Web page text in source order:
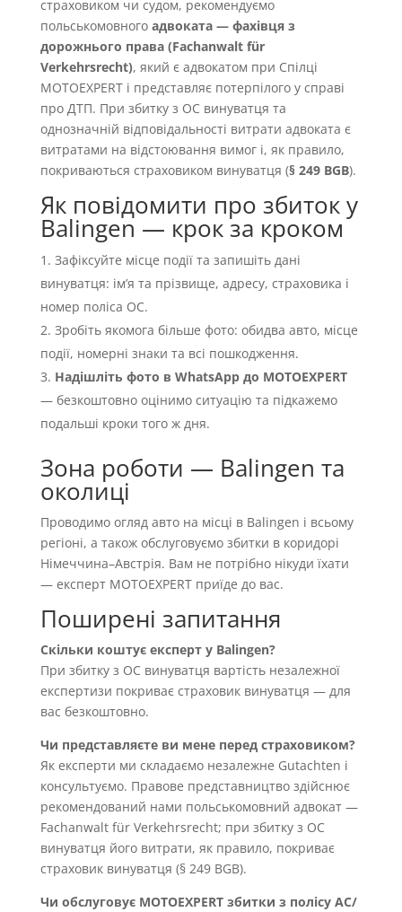
страховиком чи судом, рекомендуємо
польськомовного адвоката — фахівця з
дорожнього права (Fachanwalt für
Verkehrsrecht), який є адвокатом при Спілці
MOTOEXPERT і представляє потерпілого у справі
про ДТП. При збитку з OC винуватця та
однозначній відповідальності витрати адвоката є
витратами на відстоювання вимог і, як правило,
покриваються страховиком винуватця (§ 249 BGB).
Як повідомити про збиток у
Balingen — крок за кроком
Зафіксуйте місце події та запишіть дані
винуватця: імʼя та прізвище, адресу, страховика і
номер поліса OC.
Зробіть якомога більше фото: обидва авто, місце
події, номерні знаки та всі пошкодження.
Надішліть фото в WhatsApp до MOTOEXPERT
— безкоштовно оцінимо ситуацію та підкажемо
подальші кроки того ж дня.
Зона роботи — Balingen та
околиці
Проводимо огляд авто на місці в Balingen і всьому
регіоні, а також обслуговуємо збитки в коридорі
Німеччина–Австрія. Вам не потрібно нікуди їхати
— експерт MOTOEXPERT приїде до вас.
Поширені запитання
Скільки коштує експерт у Balingen?
При збитку з OC винуватця вартість незалежної
експертизи покриває страховик винуватця — для
вас безкоштовно.
Чи представляєте ви мене перед страховиком?
Як експерти ми складаємо незалежне Gutachten і
консультуємо. Правове представництво здійснює
рекомендований нами польськомовний адвокат —
Fachanwalt für Verkehrsrecht; при збитку з OC
винуватця його витрати, як правило, покриває
страховик винуватця (§ 249 BGB).
Чи обслуговує MOTOEXPERT збитки з полісу AC/